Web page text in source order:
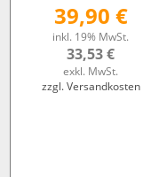
39,90 €
inkl. 19% MwSt.
33,53 €
exkl. MwSt.
zzgl. Versandkosten